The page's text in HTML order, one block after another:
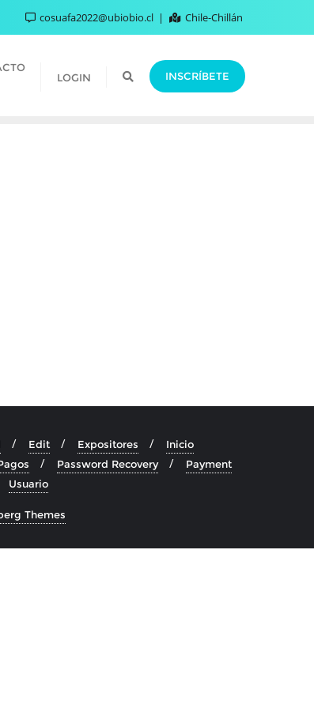
cosuafa2022@ubiobio.cl Chile-Chillán
LOGIN INSCRÍBETE
Edit Expositores
Inicio
Password Recovery
Payment
Usuario
Themes